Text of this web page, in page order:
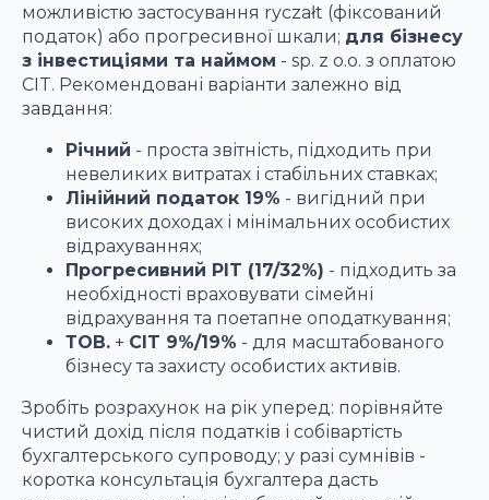
можливістю застосування ryczałt (фіксований
податок) або прогресивної шкали; для бізнесу
з інвестиціями та наймом - sp. z o.o. з оплатою
CIT. Рекомендовані варіанти залежно від
завдання:
Річний - проста звітність, підходить при
невеликих витратах і стабільних ставках;
Лінійний податок 19% - вигідний при
високих доходах і мінімальних особистих
відрахуваннях;
Прогресивний PIT (17/32%) - підходить за
необхідності враховувати сімейні
відрахування та поетапне оподаткування;
ТОВ. + CIT 9%/19% - для масштабованого
бізнесу та захисту особистих активів.
Зробіть розрахунок на рік уперед: порівняйте
чистий дохід після податків і собівартість
бухгалтерського супроводу; у разі сумнівів -
коротка консультація бухгалтера дасть